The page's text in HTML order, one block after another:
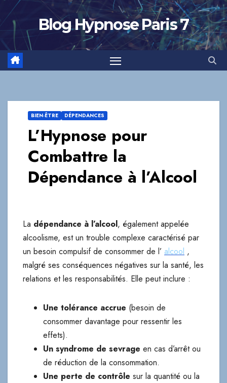
Skip
content
Blog Hypnose Paris 7
BIEN-ÊTRE DÉPENDANCES
L’Hypnose pour
Combattre la
Dépendance à l’Alcool
La dépendance à l’alcool, également appelée
alcoolisme, est un trouble complexe caractérisé par
un besoin compulsif de consommer de l’ alcool ,
malgré ses conséquences négatives sur la santé, les
relations et les responsabilités. Elle peut inclure :
Une tolérance accrue (besoin de
consommer davantage pour ressentir les
effets).
Un syndrome de sevrage en cas d’arrêt ou
de réduction de la consommation.
Une perte de contrôle sur la quantité ou la